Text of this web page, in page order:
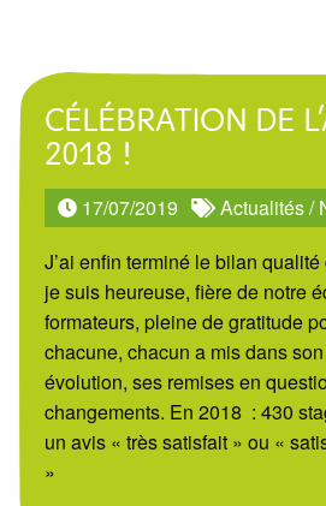
CÉLÉBRATION DE
2018 !
17/07/2019 Actualités/
J’ai enfin terminé le bilan
je suis heureuse, fière de notre
formateurs, pleine de gratitude
chacune, chacun a mis dans
évolution, ses remises en
changements. En 2018 : 430
un avis « très satisfait » ou «
»